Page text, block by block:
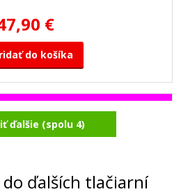
€
do košíka
M (Purpurový)
ďalšie (spolu 4)
ďalších tlačiarní